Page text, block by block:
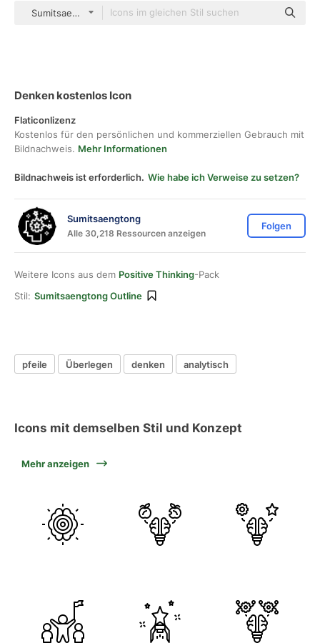
Sumitsaengtong outline
Denken kostenlos Icon
Flaticonlizenz
Kostenlos für den persönlichen und kommerziellen Gebrauch mit
Bildnachweis. Mehr Informationen
Bildnachweis ist erforderlich. Wie habe ich Verweise zu setzen?
Sumitsaengtong
Alle 30,218 Ressourcen anzeigen
Folgen
Weitere Icons aus dem Positive Thinking-Pack
Stil: Sumitsaengtong Outline
pfeile Überlegen denken analytisch
Icons mit demselben Stil und Konzept
Mehr anzeigen